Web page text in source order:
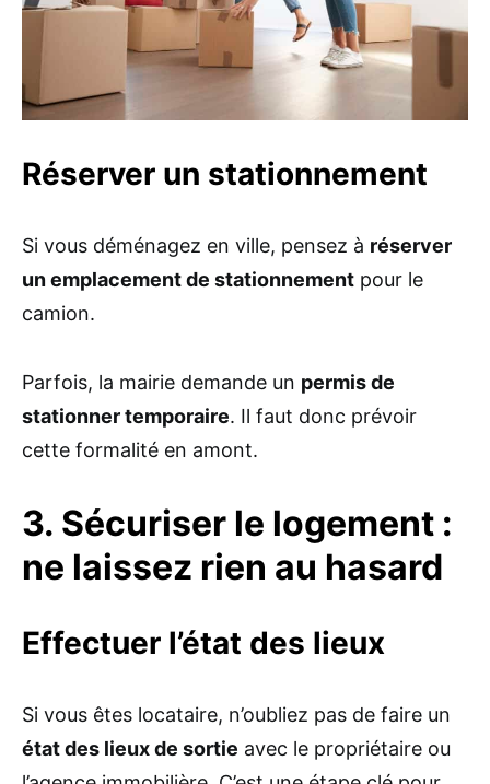
Réserver un stationnement
Si vous déménagez en ville, pensez à réserver
un emplacement de stationnement pour le
camion.
Parfois, la mairie demande un permis de
stationner temporaire. Il faut donc prévoir
cette formalité en amont.
3. Sécuriser le logement :
ne laissez rien au hasard
Effectuer l’état des lieux
Si vous êtes locataire, n’oubliez pas de faire un
état des lieux de sortie avec le propriétaire ou